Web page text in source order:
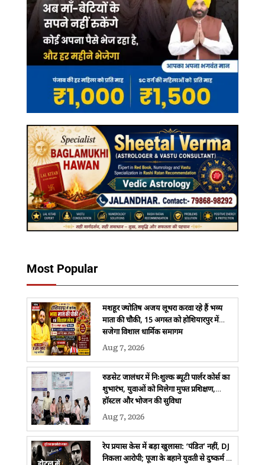
Most Popular
मशहूर ज्योतिष अजय लूथरा करवा रहे हैं भव्य
माता की चौकी, 15 अगस्त को होशियारपुर में
सजेगा विशाल धार्मिक समागम
Aug 7, 2026
रुडसेट जालंधर में निःशुल्क ब्यूटी पार्लर कोर्स का
शुभारंभ, युवाओं को मिलेगा मुफ्त प्रशिक्षण,
हॉस्टल और भोजन की सुविधा
Aug 7, 2026
रेप प्रयास केस में बड़ा खुलासा: ‘पंडित’ नहीं, DJ
निकला आरोपी; पूजा के बहाने युवती से दुष्कर्म की